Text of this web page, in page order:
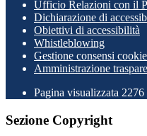
Ufficio Relazioni con il
Dichiarazione di
Obiettivi di accessibilità
Whistleblowing
Gestione consensi cookie
Amministrazione
Pagina visualizzata 2276
Sezione Copyright